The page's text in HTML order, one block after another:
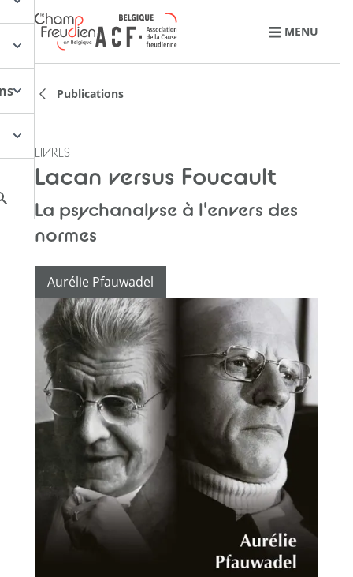
Retourner à l'accueil
MENU
Publications
LIVRES
Lacan versus Foucault
La psychanalyse à l'envers des
normes
Aurélie Pfauwadel